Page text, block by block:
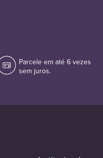
Parcele em até 6 vezes
sem juros.